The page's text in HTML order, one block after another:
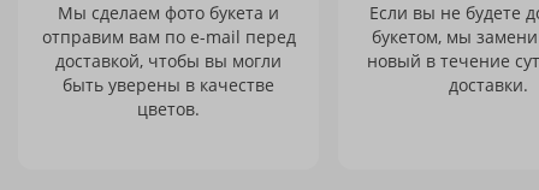
Мы сделаем фото букета и
отправим вам по e-mail перед
доставкой, чтобы вы могли
быть уверены в качестве
цветов.
Если вы не будете
букетом, мы
новый в течение
доставки.